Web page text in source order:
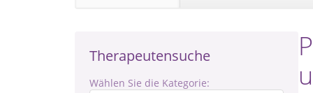
Therapeutensuche
Wählen Sie die Kategorie: